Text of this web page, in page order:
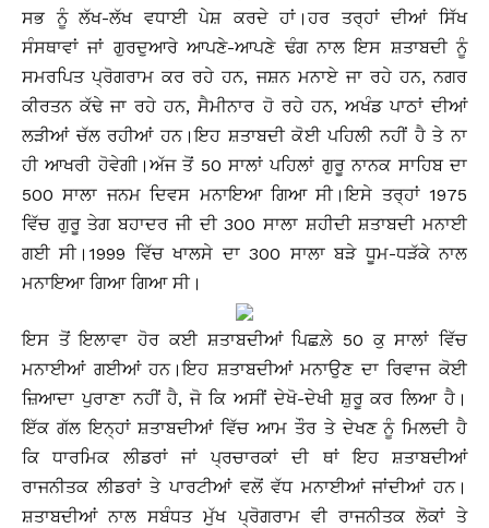
ਸਭ ਨੂੰ ਲੱਖ-ਲੱਖ ਵਧਾਈ ਪੇਸ਼ ਕਰਦੇ ਹਾਂ।ਹਰ ਤਰ੍ਹਾਂ ਦੀਆਂ ਸਿੱਖ
ਸੰਸਥਾਵਾਂ ਜਾਂ ਗੁਰਦੁਆਰੇ ਆਪਣੇ-ਆਪਣੇ ਢੰਗ ਨਾਲ ਇਸ ਸ਼ਤਾਬਦੀ ਨੂੰ
ਸਮਰਪਿਤ ਪ੍ਰੋਗਰਾਮ ਕਰ ਰਹੇ ਹਨ, ਜਸ਼ਨ ਮਨਾਏ ਜਾ ਰਹੇ ਹਨ, ਨਗਰ
ਕੀਰਤਨ ਕੱਢੇ ਜਾ ਰਹੇ ਹਨ, ਸੈਮੀਨਾਰ ਹੋ ਰਹੇ ਹਨ, ਅਖੰਡ ਪਾਠਾਂ ਦੀਆਂ
ਲੜੀਆਂ ਚੱਲ ਰਹੀਆਂ ਹਨ।ਇਹ ਸ਼ਤਾਬਦੀ ਕੋਈ ਪਹਿਲੀ ਨਹੀਂ ਹੈ ਤੇ ਨਾ
ਹੀ ਆਖਰੀ ਹੋਵੇਗੀ।ਅੱਜ ਤੋਂ 50 ਸਾਲਾਂ ਪਹਿਲਾਂ ਗੁਰੂ ਨਾਨਕ ਸਾਹਿਬ ਦਾ
500 ਸਾਲਾ ਜਨਮ ਦਿਵਸ ਮਨਾਇਆ ਗਿਆ ਸੀ।ਇਸੇ ਤਰ੍ਹਾਂ 1975
ਵਿੱਚ ਗੁਰੂ ਤੇਗ ਬਹਾਦਰ ਜੀ ਦੀ 300 ਸਾਲਾ ਸ਼ਹੀਦੀ ਸ਼ਤਾਬਦੀ ਮਨਾਈ
ਗਈ ਸੀ।1999 ਵਿੱਚ ਖਾਲਸੇ ਦਾ 300 ਸਾਲਾ ਬੜੇ ਧੂਮ-ਧੜੱਕੇ ਨਾਲ
ਮਨਾਇਆ ਗਿਆ ਗਿਆ ਸੀ।
ਇਸ ਤੋਂ ਇਲਾਵਾ ਹੋਰ ਕਈ ਸ਼ਤਾਬਦੀਆਂ ਪਿਛਲ਼ੇ 50 ਕੁ ਸਾਲਾਂ ਵਿੱਚ
ਮਨਾਈਆਂ ਗਈਆਂ ਹਨ।ਇਹ ਸ਼ਤਾਬਦੀਆਂ ਮਨਾਉਣ ਦਾ ਰਿਵਾਜ ਕੋਈ
ਜ਼ਿਆਦਾ ਪੁਰਾਣਾ ਨਹੀਂ ਹੈ, ਜੋ ਕਿ ਅਸੀਂ ਦੇਖੋ-ਦੇਖੀ ਸ਼ੁਰੂ ਕਰ ਲਿਆ ਹੈ।
ਇੱਕ ਗੱਲ ਇਨ੍ਹਾਂ ਸ਼ਤਾਬਦੀਆਂ ਵਿੱਚ ਆਮ ਤੌਰ ਤੇ ਦੇਖਣ ਨੂੰ ਮਿਲਦੀ ਹੈ
ਕਿ ਧਾਰਮਿਕ ਲੀਡਰਾਂ ਜਾਂ ਪ੍ਰਚਾਰਕਾਂ ਦੀ ਥਾਂ ਇਹ ਸ਼ਤਾਬਦੀਆਂ
ਰਾਜਨੀਤਕ ਲੀਡਰਾਂ ਤੇ ਪਾਰਟੀਆਂ ਵਲੋਂ ਵੱਧ ਮਨਾਈਆਂ ਜਾਂਦੀਆਂ ਹਨ।
ਸ਼ਤਾਬਦੀਆਂ ਨਾਲ ਸਬੰਧਤ ਮੁੱਖ ਪ੍ਰੋਗਰਾਮ ਵੀ ਰਾਜਨੀਤਕ ਲੋਕਾਂ ਤੇ